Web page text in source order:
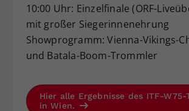
10:00 Uhr: Einzelfinale (ORF-
mit großer Siegerinnenehrung
Showprogramm: Vienna-Vikings-
und Batala-Boom-Trommler
Hier alle Ergebnisse des ITF-W75-
in Wien.